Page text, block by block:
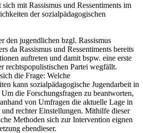
mit Rassismus und Ressentiments im
der sozialpädagogischen
den jugendlichen bzgl. Rassismus
da Rassismus und Ressentiments bereits
auftreten und damit bspw. eine erste
rechtspopulistischen Partei wegfällt.
die Frage: Welche
kann sozialpädagogische Jugendarbeit in
die Forschungsfragen zu beantworten,
von Umfragen die aktuelle Lage in
rechter Einstellungen. Mithilfe dieser
Methoden sich zur Intervention eignen
ebendieser.